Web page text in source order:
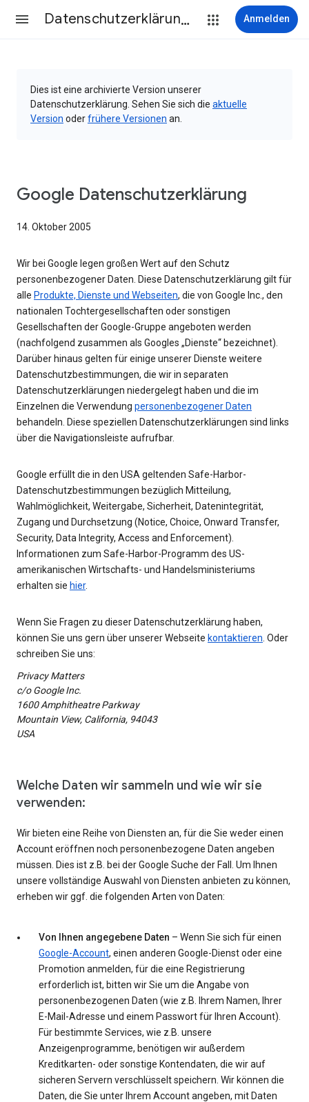
Datenschutzerklärung & Nutzungsbedingungen Anmelden
Dies ist eine archivierte Version unserer
Datenschutzerklärung. Sehen Sie sich die aktuelle
Version oderfrühere Versionen an.
Google Datenschutzerklärung
14. Oktober 2005
Wir bei Google legen großen Wert auf den Schutz
personenbezogener Daten. Diese Datenschutzerklärung gilt für
alle Produkte, Dienste und Webseiten, die von Google Inc., den
nationalen Tochtergesellschaften oder sonstigen
Gesellschaften der Google-Gruppe angeboten werden
(nachfolgend zusammen als Googles „Dienste“ bezeichnet).
Darüber hinaus gelten für einige unserer Dienste weitere
Datenschutzbestimmungen, die wir in separaten
Datenschutzerklärungen niedergelegt haben und die im
Einzelnen die Verwendung personenbezogener Daten
behandeln. Diese speziellen Datenschutzerklärungen sind links
über die Navigationsleiste aufrufbar.
Google erfüllt die in den USA geltenden Safe-Harbor-
Datenschutzbestimmungen bezüglich Mitteilung,
Wahlmöglichkeit, Weitergabe, Sicherheit, Datenintegrität,
Zugang und Durchsetzung (Notice, Choice, Onward Transfer,
Security, Data Integrity, Access and Enforcement).
Informationen zum Safe-Harbor-Programm des US-
amerikanischen Wirtschafts- und Handelsministeriums
erhalten sie hier.
Wenn Sie Fragen zu dieser Datenschutzerklärung haben,
können Sie uns gern über unserer Webseite kontaktieren . Oder
schreiben Sie uns:
Privacy Matters
c/o Google Inc.
1600 Amphitheatre Parkway
Mountain View, California, 94043
USA
Welche Daten wir sammeln und wie wir sie
verwenden:
Wir bieten eine Reihe von Diensten an, für die Sie weder einen
Account eröffnen noch personenbezogene Daten angeben
müssen. Dies ist z.B. bei der Google Suche der Fall. Um Ihnen
unsere vollständige Auswahl von Diensten anbieten zu können,
erheben wir ggf. die folgenden Arten von Daten:
Von Ihnen angegebene Daten – Wenn Sie sich für einen
Google-Account, einen anderen Google-Dienst oder eine
Promotion anmelden, für die eine Registrierung
erforderlich ist, bitten wir Sie um die Angabe von
personenbezogenen Daten (wie z.B. Ihrem Namen, Ihrer
E-Mail-Adresse und einem Passwort für Ihren Account).
Für bestimmte Services, wie z.B. unsere
Anzeigenprogramme, benötigen wir außerdem
Kreditkarten- oder sonstige Kontendaten, die wir auf
sicheren Servern verschlüsselt speichern. Wir können die
Daten, die Sie unter Ihrem Account angeben, mit Daten